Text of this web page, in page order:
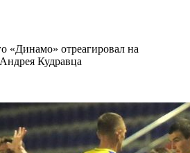
«Динамо» отреагировал на
Кудравца